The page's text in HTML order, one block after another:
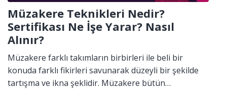
Müzakere Teknikleri Nedir?
Sertifikası Ne İşe Yarar? Nasıl
Alınır?
Müzakere farklı takımların birbirleri ile beli bir
konuda farklı fikirleri savunarak düzeyli bir şekilde
tartışma ve ikna şeklidir. Müzakere bütün